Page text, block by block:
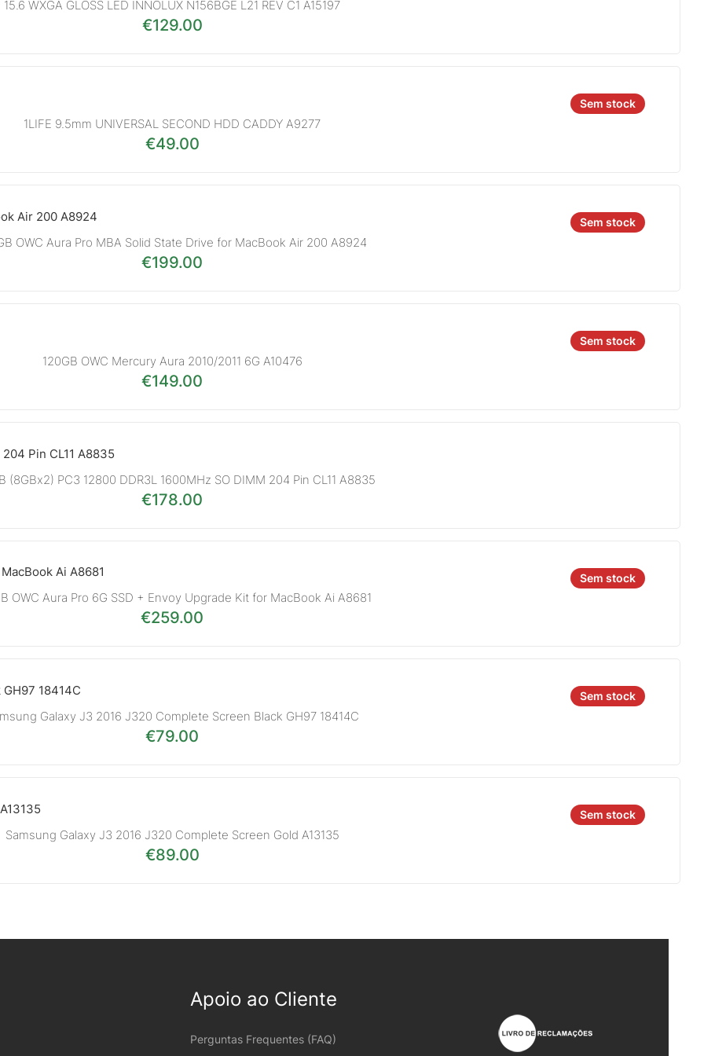
15.6 WXGA GLOSS LED INNOLUX N156BGE L21 REV C1 A15197
€129.00
Sem stock
1LIFE 9.5mm UNIVERSAL SECOND HDD CADDY A9277
€49.00
Sem stock
OWC Aura Pro MBA Solid State Drive for MacBook Air 200 A8924
€199.00
Sem stock
120GB OWC Mercury Aura 2010/2011 6G A10476
€149.00
(8GBx2) PC3 12800 DDR3L 1600MHz SO DIMM 204 Pin CL11 A8835
€178.00
Sem stock
OWC Aura Pro 6G SSD + Envoy Upgrade Kit for MacBook Ai A8681
€259.00
Sem stock
Galaxy J3 2016 J320 Complete Screen Black GH97 18414C
€79.00
Sem stock
Samsung Galaxy J3 2016 J320 Complete Screen Gold A13135
€89.00
Apoio ao Cliente
Perguntas Frequentes (FAQ)